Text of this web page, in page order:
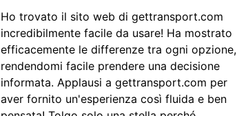
Ho trovato il sito web di gettransport.com
incredibilmente facile da usare! Ha mostrato
efficacemente le differenze tra ogni opzione,
rendendomi facile prendere una decisione
informata. Applausi a gettransport.com per
aver fornito un'esperienza così fluida e ben